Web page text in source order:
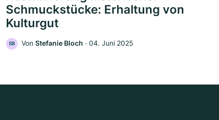
Schmuckstücke: Erhaltung von
Kulturgut
SB Von Stefanie Bloch ‧ 04. Juni 2025